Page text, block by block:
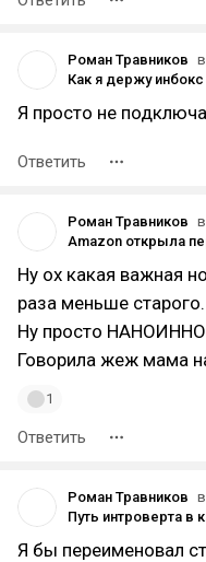
Роман Травников
Как я держу
Я просто не
Ответить
Роман Травников
Ну ох какая важная
раза меньше старого.
Ну просто
Говорила жеж мама
1
Ответить
Роман Травников
Я бы переименовал